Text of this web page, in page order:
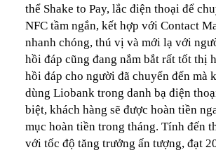
thể Shake to Pay, lắc điện thoại để
NFC tầm ngắn, kết hợp với Contact
nhanh chóng, thú vị và mới lạ với
hồi đáp cũng đang nắm bắt rất tốt thị
hồi đáp cho người đã chuyển đến mà
dùng Liobank trong danh bạ điện
biệt, khách hàng sẽ được hoàn tiền
mục hoàn tiền trong tháng. Tính đến
với tốc độ tăng trưởng ấn tượng, đạt